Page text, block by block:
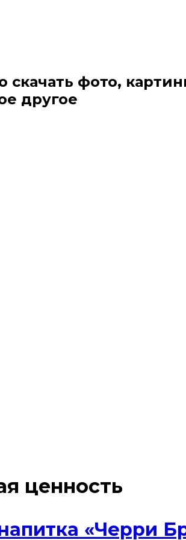
скачать фото,
другое
ценность
«Черри